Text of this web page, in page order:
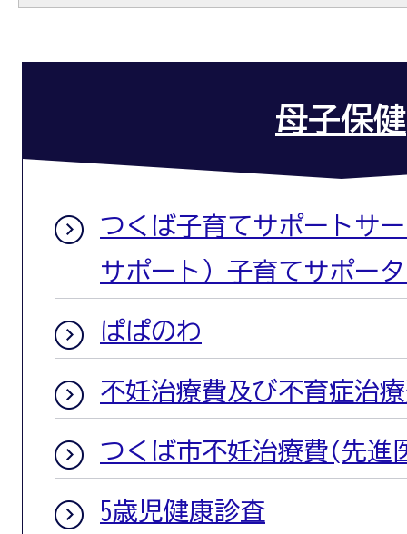
母子保健
つくば子育てサポートサ
サポート）子育てサポー
ぱぱのわ
不妊治療費及び不育症治
つくば市不妊治療費(先進
5歳児健康診査